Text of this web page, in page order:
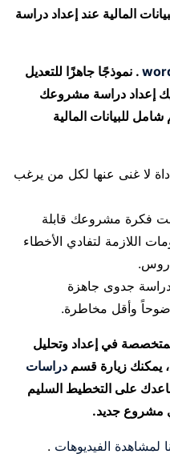
المالية عند إعداد دراسة
. نموذجًا جاهزًا للتعديل
إعداد دراسة مشروعك
للبيانات المالية
لا غنى عنها لكل من يرغب
فكرة مشروعك قابلة
اللازمة لتفادي الأخطاء
دراسة جدوى جاهزة
وأقل مخاطرة.
في إعداد وتحليل
يمكنك زيارة قسم دراسات
على التخطيط السليم
مشروع جديد.
لمشاهدة الفيديوهات .